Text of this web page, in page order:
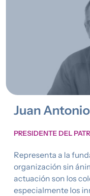
Juan
PRESIDENTE DEL
Representa a la
organización sin
actuación son los
especialmente los